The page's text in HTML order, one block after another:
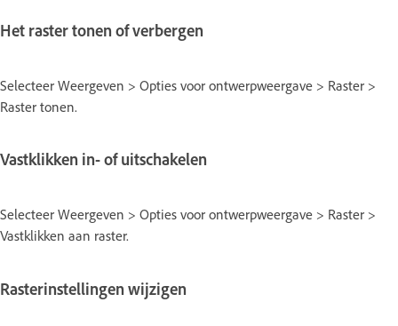
Het raster tonen of verbergen
Selecteer Weergeven > Opties voor ontwerpweergave > Raster >
Raster tonen.
Vastklikken in- of uitschakelen
Selecteer Weergeven > Opties voor ontwerpweergave > Raster >
Vastklikken aan raster.
Rasterinstellingen wijzigen